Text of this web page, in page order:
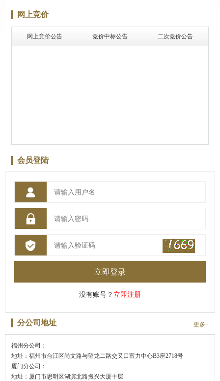
网上竞价
网上竞价公告 竞价中标公告 二次竞价公告
会员登陆



立即登录
没有账号？ 立即注册
分公司地址 更多+
福州分公司：
地址：福州市台江区尚文路与望龙二路交叉口富力中心B3座2718号
厦门分公司：
地址：厦门市思明区湖滨北路振兴大厦十层